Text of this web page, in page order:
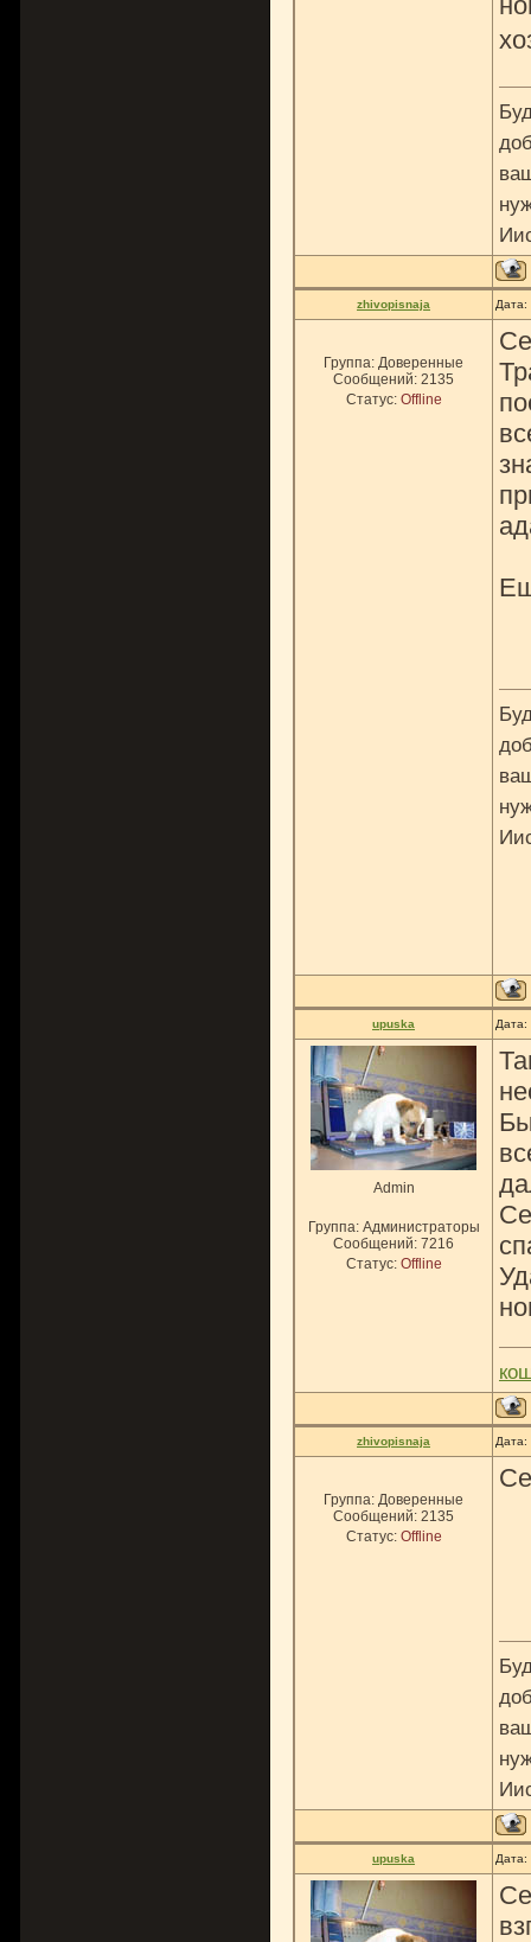
zhivopisnaja Дата:
Группа: Доверенные
Сообщений: 2135
Статус: Offline
upuska Дата:
Admin
Группа: Администраторы
Сообщений: 7216
Статус: Offline
zhivopisnaja Дата:
Группа: Доверенные
Сообщений: 2135
Статус: Offline
upuska Дата: